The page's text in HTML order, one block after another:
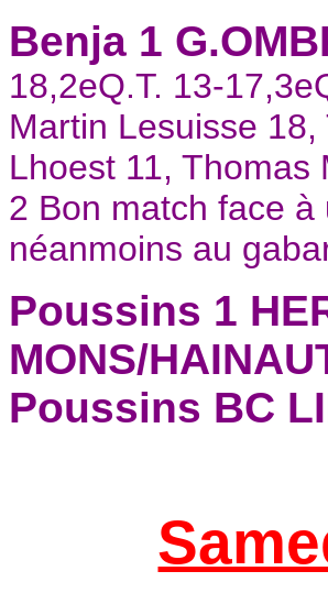
Benja 1
18,2eQ.T. 13-
Martin Lesuisse
Lhoest 11, Thomas
2 Bon match face
néanmoins au
Poussins 1
MONS/
Poussins BC